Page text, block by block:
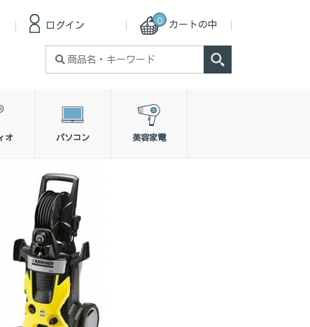
カートの中
0
ログイン
オ パソコン 美容家電